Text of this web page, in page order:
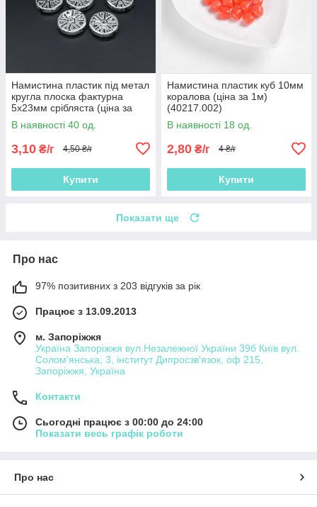
Намистина пластик під метал
кругла плоска фактурна
5х23мм срібляста (ціна за
1м) (40214.004)
В наявності 40 од.
3,10 ₴/г 4,50 ₴/г
Купити
Намистина пластик куб 10мм
коралова (ціна за 1м)
(40217.002)
В наявності 18 од.
2,80 ₴/г 4 ₴/г
Купити
Показати ще
Про нас
97% позитивних з 203 відгуків за рік
Працює з 13.09.2013
м. Запоріжжя
Україна Запоріжжя вул.Незалежної України 39б Київ вул.
Солом'янська, 3, інститут Дипросзв'язок, оф 215,
Запоріжжя, Україна
Контакти
Сьогодні працює з 00:00 до 24:00
Показати весь графік роботи
Про нас